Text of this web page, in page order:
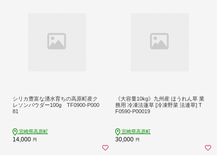
シリカ豊富な湧水育ちの高原町産ク
レソンパウダー100g TF0900-P000
81
宮崎県高原町
14,000 円
《大容量10kg》九州産 ほうれん草 業
務用 冷凍法蓮草 [冷凍野菜 法連草] T
F0590-P00019
宮崎県高原町
30,000 円